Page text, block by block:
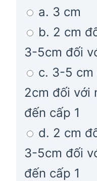
a. 3 cm
b. 2 cm
3-5cm đối
c. 3-5 cm
2cm đối với
đến cấp 1
d. 2 cm
3-5cm đối
đến cấp 1